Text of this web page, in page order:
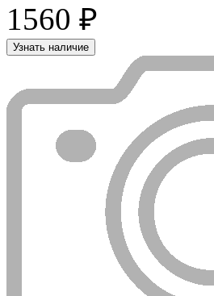
1560 ₽
Узнать наличие